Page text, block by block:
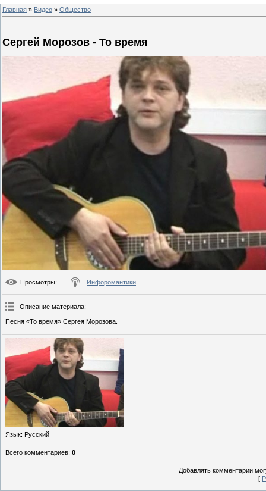
Главная » Видео » Общество
Сергей Морозов - То время
Просмотры: Инфоромантики
Описание материала:
Песня «То время» Сергея Морозова.
Язык: Русский
Всего комментариев: 0
Добавлять комментарии
[